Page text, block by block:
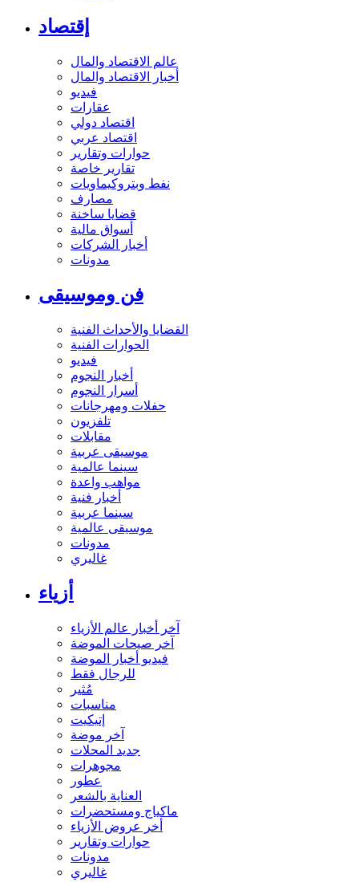
إقتصاد
عالم الاقتصاد والمال
أخبار الاقتصاد والمال
فيديو
عقارات
اقتصاد دولي
اقتصاد عربي
حوارات وتقارير
تقارير خاصة
نفط وبتروكيماويات
مصارف
قضايا ساخنة
أسواق مالية
أخبار الشركات
مدونات
فن وموسيقى
القضايا والأحداث الفنية
الحوارات الفنية
فيديو
أخبار النجوم
أسرار النجوم
حفلات ومهرجانات
تلفزيون
مقابلات
موسيقى عربية
سينما عالمية
مواهب واعدة
أخبار فنية
سينما عربية
موسيقى عالمية
مدونات
غاليري
أزياء
آخر أخبار عالم الأزياء
آخر صيحات الموضة
فيديو أخبار الموضة
للرجال فقط
مُثير
مناسبات
إتيكيت
آخر موضة
جديد المحلات
مجوهرات
عطور
العناية بالشعر
ماكياج ومستحضرات
أخر عروض الأزياء
حوارات وتقارير
مدونات
غاليري